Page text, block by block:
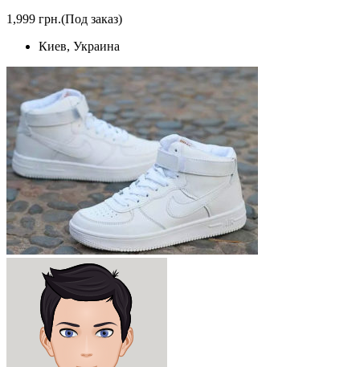
1,999 грн.(Под заказ)
Киев, Украина